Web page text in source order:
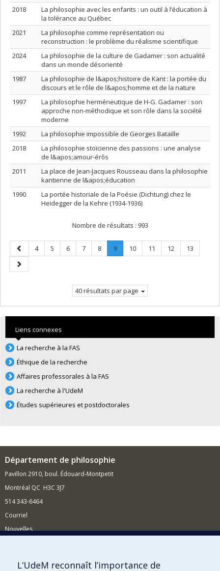
2018
La philosophie avec les enfants : un outil à l’éducation à
la tolérance au Québec
2021
La philosophie comme représentation ou
reconstruction : le problème du réalisme scientifique
2024
La philosophie de la culture de Gadamer : son actualité
dans un monde désorienté
1987
La philosophie de l&apos;histoire de Kant : la portée du
discours et le rôle de l&apos;homme et de la nature
1997
La philosophie herméneutique de H-G. Gadamer : son
approche non-méthodique et son rôle dans la société
moderne
1992
La philosophie impossible de Georges Bataille
2018
La philosophie stoïcienne des passions : une analyse
de l&apos;amour-érôs
2011
La place de Jean-Jacques Rousseau dans la philosophie
kantienne de l&apos;éducation
1990
La portée historiale de la Poésie (Dichtung) chez le
Heidegger de la Kehre (1934-1936)
Nombre de résultats : 993
Page
précédente
Page
4 Page
5 Page
6 Page
7 Page
8 Page
9.
Page
Page
10 Page
11 Page
12 Page
13
Page
suivante
40 résultats par page
Liens connexes
La recherche à la FAS
Éthique de la recherche
Affaires professorales à la FAS
La recherche à l'UdeM
Études supérieures et postdoctorales
Département de philosophie
Pavillon 2910, boul. Édouard-Montpetit
Montréal QC H3C 3J7
514 343-6464
Courriel
Nouvelles
Comment soutenir le Département?
L’UdeM reconnaît l’importance de